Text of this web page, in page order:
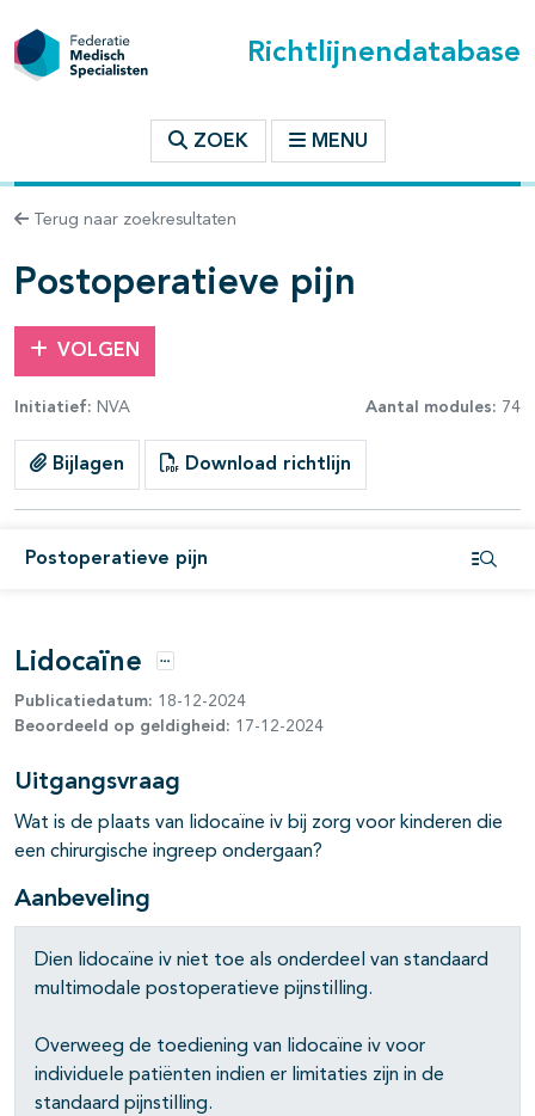
Richtlijnendatabase
ZOEK MENU
Terug naar zoekresultaten
Postoperatieve pijn
VOLGEN
Initiatief: NVA Aantal modules: 74
Bijlagen Download richtlijn
Postoperatieve pijn
binnen deze richtlijn
open- en dichtklappen
open- en dichtklappen
open- en dichtklappen
open- en dichtklappen
open- en dichtklappen
open- en dichtklappen
Lidocaïne Opties
Publicatiedatum: 18-12-2024
Beoordeeld op geldigheid: 17-12-2024
Uitgangsvraag
Wat is de plaats van lidocaïne iv bij zorg voor kinderen die
een chirurgische ingreep ondergaan?
Aanbeveling
Dien lidocaïne iv niet toe als onderdeel van standaard
multimodale postoperatieve pijnstilling.
Overweeg de toediening van lidocaïne iv voor
individuele patiënten indien er limitaties zijn in de
standaard pijnstilling.